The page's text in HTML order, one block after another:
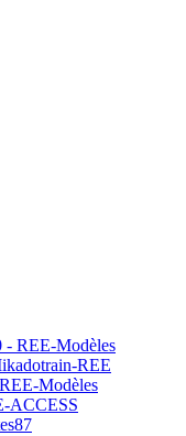
- REE-Modèles
REE
Modèles
ACCESS